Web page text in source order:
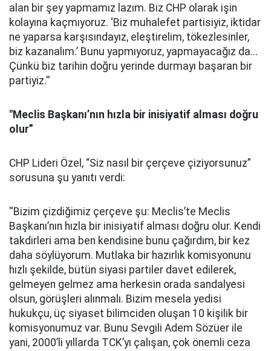
alan bir şey yapmamız lazım. Biz CHP olarak işin
kolayına kaçmıyoruz. ‘Biz muhalefet partisiyiz, iktidar
ne yaparsa karşısındayız, eleştirelim, tökezlesinler,
biz kazanalım.’ Bunu yapmıyoruz, yapmayacağız da...
Çünkü biz tarihin doğru yerinde durmayı başaran bir
partiyiz.''
"Meclis Başkanı’nın hızla bir inisiyatif alması doğru
olur”
CHP Lideri Özel, “Siz nasıl bir çerçeve çiziyorsunuz”
sorusuna şu yanıtı verdi:
''Bizim çizdiğimiz çerçeve şu: Meclis’te Meclis
Başkanı’nın hızla bir inisiyatif alması doğru olur. Kendi
takdirleri ama ben kendisine bunu çağırdım, bir kez
daha söylüyorum. Mutlaka bir hazırlık komisyonunu
hızlı şekilde, bütün siyasi partiler davet edilerek,
gelmeyen gelmez ama herkesin orada sandalyesi
olsun, görüşleri alınmalı. Bizim mesela yedisi
hukukçu, üç siyaset bilimciden oluşan 10 kişilik bir
komisyonumuz var. Bunu Sevgili Adem Sözüer ile
yani, 2000’li yıllarda TCK’yı çalışan, çok önemli ceza